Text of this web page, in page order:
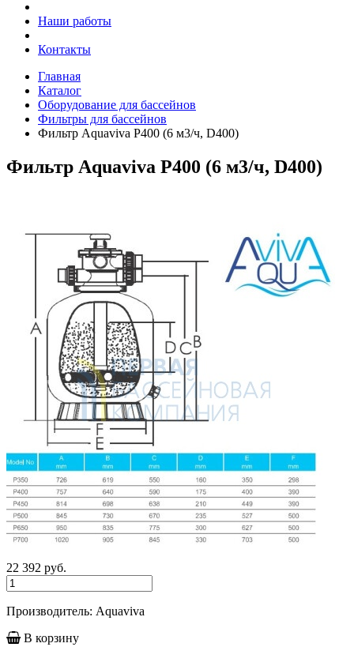
Наши работы
Контакты
Главная
Каталог
Оборудование для бассейнов
Фильтры для бассейнов
Фильтр Aquaviva P400 (6 м3/ч, D400)
Фильтр Aquaviva P400 (6 м3/ч, D400)
22 392 руб.
Производитель: Aquaviva
В корзину